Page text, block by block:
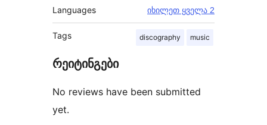
Languages იხილეთ ყველა 2
Tags discography music
რეიტინგები
No reviews have been submitted
yet.